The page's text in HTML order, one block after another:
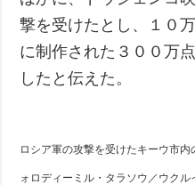
撃を受けたとし、１０
に制作された３００万
したと伝えた。
ロシア軍の攻撃を受けたキーウ市
ォロディーミル・タラソウ／ウクル